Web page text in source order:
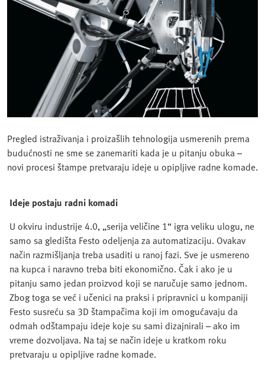
Pregled istraživanja i proizašlih tehnologija usmerenih prema
budućnosti ne sme se zanemariti kada je u pitanju obuka –
novi procesi štampe pretvaraju ideje u opipljive radne komade.
Ideje postaju radni komadi
U okviru industrije 4.0, „serija veličine 1“ igra veliku ulogu, ne
samo sa gledišta Festo odeljenja za automatizaciju. Ovakav
način razmišljanja treba usaditi u ranoj fazi. Sve je usmereno
na kupca i naravno treba biti ekonomično. Čak i ako je u
pitanju samo jedan proizvod koji se naručuje samo jednom.
Zbog toga se već i učenici na praksi i pripravnici u kompaniji
Festo susreću sa 3D štampačima koji im omogućavaju da
odmah odštampaju ideje koje su sami dizajnirali – ako im
vreme dozvoljava. Na taj se način ideje u kratkom roku
pretvaraju u opipljive radne komade.